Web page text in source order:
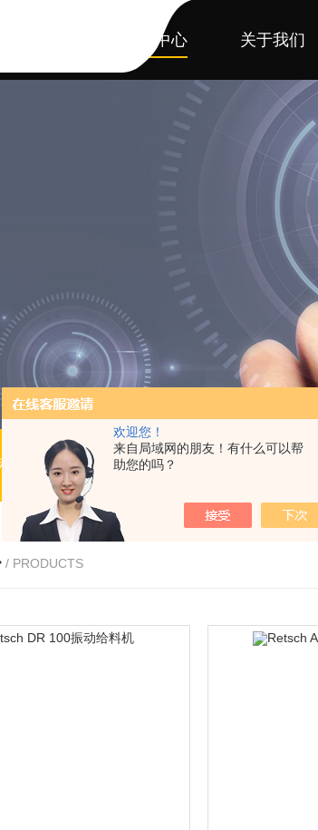
欢迎您！
来自局域网的朋友！有什么可以帮
助您的吗？
产品中心 关于我们
喷抢，流体仪表
/ PRODUCTS